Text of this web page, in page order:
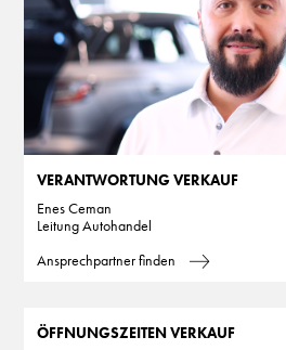
VERANTWORTUNG VERKAUF
Enes Ceman
Leitung Autohandel
Ansprechpartner finden
ÖFFNUNGSZEITEN VERKAUF